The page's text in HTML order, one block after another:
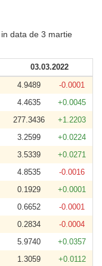
data de 3 martie
03.03.2022
4.9489
-0.0001
4.4635
+0.0045
277.3436
+1.2203
3.2599
+0.0224
3.5339
+0.0271
4.8535
-0.0016
0.1929
+0.0001
0.6652
-0.0001
0.2834
-0.0004
5.9740
+0.0357
1.3059
+0.0112